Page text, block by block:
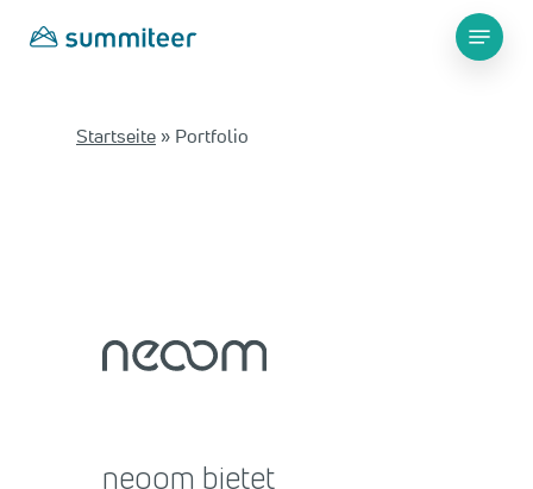
Menu
Startseite » Portfolio
neoom bietet